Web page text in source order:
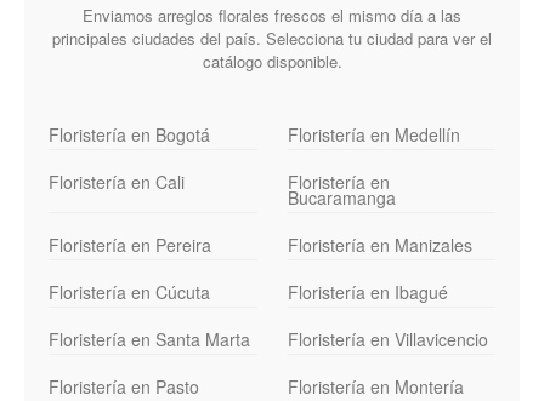
Enviamos arreglos florales frescos el mismo día a las
principales ciudades del país. Selecciona tu ciudad para ver el
catálogo disponible.
Floristería en Bogotá
Floristería en Medellín
Floristería en Cali
Floristería en
Bucaramanga
Floristería en Pereira
Floristería en Manizales
Floristería en Cúcuta
Floristería en Ibagué
Floristería en Santa Marta
Floristería en Villavicencio
Floristería en Pasto
Floristería en Montería